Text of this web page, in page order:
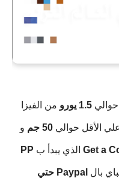
1.5 يورو من الفيزا
الأقل حوالي 50 جم و
Get a الذي يبدأ ب PP
بال Paypal حتي